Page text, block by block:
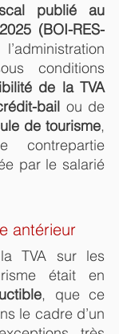
publié au
(BOI-RES-
conditions
de la TVA
bail ou de
de tourisme,
contrepartie
par le salarié
antérieur
TVA sur les
était en
, que ce
le cadre d’un